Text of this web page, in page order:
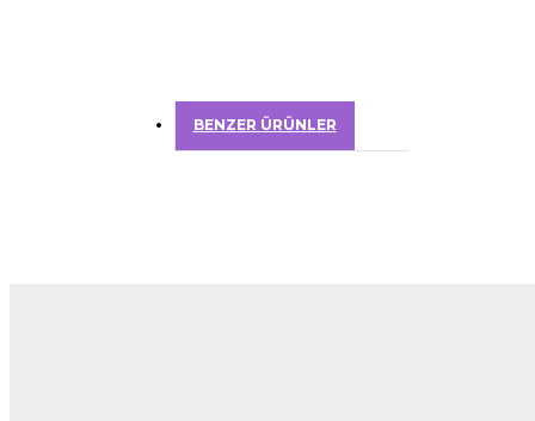
BENZER ÜRÜNLER